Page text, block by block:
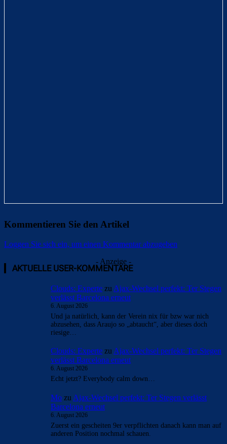
Kommentieren Sie den Artikel
Loggen Sie sich ein, um einen Kommentar abzugeben